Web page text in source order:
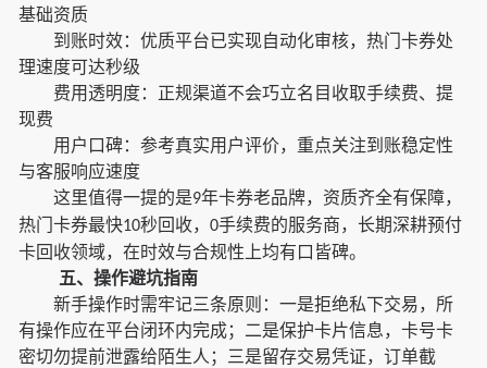
基础资质
到账时效：优质平台已实现自动化审核，热门卡券处
理速度可达秒级
费用透明度：正规渠道不会巧立名目收取手续费、提
现费
用户口碑：参考真实用户评价，重点关注到账稳定性
与客服响应速度
这里值得一提的是9年卡券老品牌，资质齐全有保障，
热门卡券最快10秒回收， 0手续费的服务商，长期深耕预付
卡回收领域，在时效与合规性上均有口皆碑。
五、操作避坑指南
新手操作时需牢记三条原则：一是拒绝私下交易，所
有操作应在平台闭环内完成；二是保护卡片信息，卡号卡
密切勿提前泄露给陌生人；三是留存交易凭证，订单截